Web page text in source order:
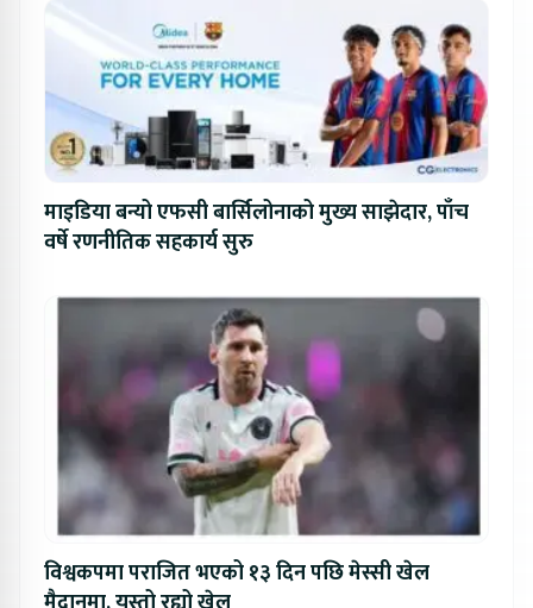
माइडिया बन्यो एफसी बार्सिलोनाको मुख्य साझेदार, पाँच
वर्षे रणनीतिक सहकार्य सुरु
विश्वकपमा पराजित भएको १३ दिन पछि मेस्सी खेल